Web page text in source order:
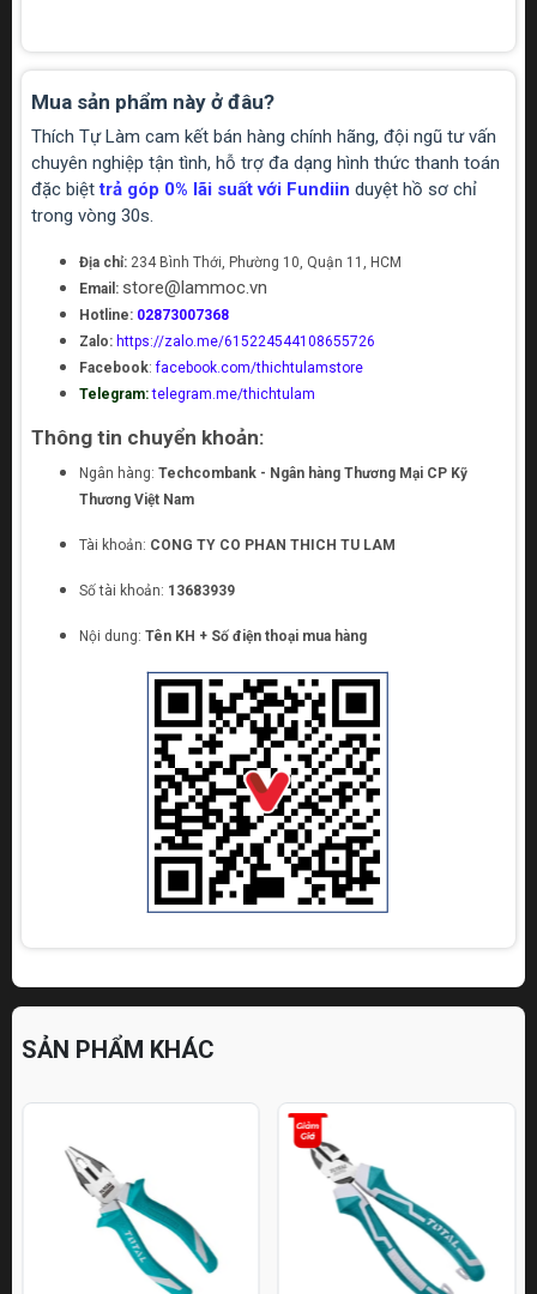
Mua sản phẩm này ở đâu?
Thích Tự Làm cam kết bán hàng chính hãng, đội ngũ tư vấn
chuyên nghiệp tận tình, hỗ trợ đa dạng hình thức thanh toán
đặc biệttrả góp 0% lãi suất với Fundiin duyệt hồ sơ chỉ
trong vòng 30s.
Địa chỉ: 234 Bình Thới, Phường 10, Quận 11, HCM
Email: store@lammoc.vn
Hotline: 02873007368
Zalo: https://zalo.me/615224544108655726
Facebook:facebook.com/thichtulamstore
Telegram: telegram.me/thichtulam
Thông tin chuyển khoản:
Ngân hàng: Techcombank - Ngân hàng Thương Mại CP Kỹ
Thương Việt Nam
Tài khoản: CONG TY CO PHAN THICH TU LAM
Số tài khoản: 13683939
Nội dung: Tên KH + Số điện thoại mua hàng
SẢN PHẨM KHÁC